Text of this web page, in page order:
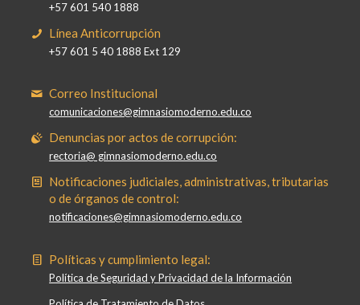
+57 601 540 1888
Línea Anticorrupción
+57 601 5 40 1888 Ext 129
Correo Institucional
comunicaciones@gimnasiomoderno.edu.co
Denuncias por actos de corrupción:
rectoria@ gimnasiomoderno.edu.co
Notificaciones judiciales, administrativas, tributarias
o de órganos de control:
notificaciones@gimnasiomoderno.edu.co
Políticas y cumplimiento legal:
Política de Seguridad y Privacidad de la Información